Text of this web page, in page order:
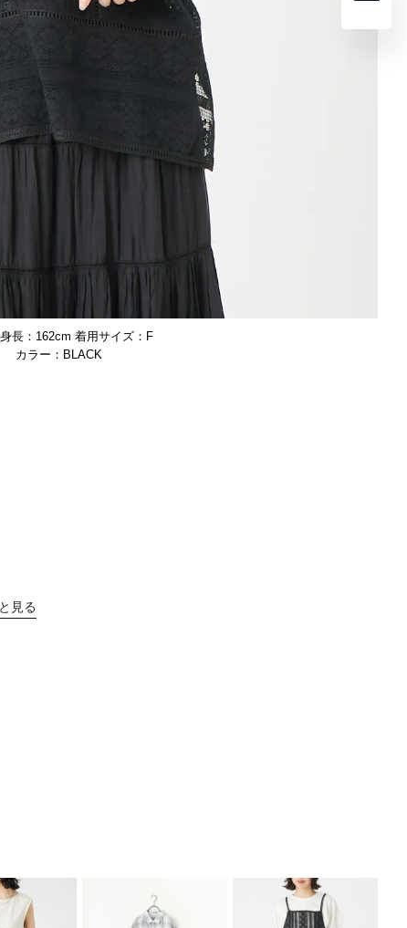
長：162cm 着用サイズ：F
BLACK
見る